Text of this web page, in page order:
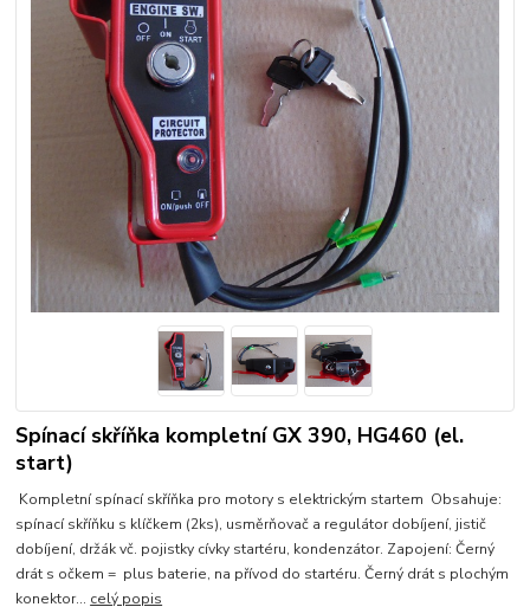
Spínací skříňka kompletní GX 390, HG460 (el.
start)
Kompletní spínací skříňka pro motory s elektrickým startem Obsahuje:
spínací skříňku s klíčkem (2ks), usměrňovač a regulátor dobíjení, jistič
dobíjení, držák vč. pojistky cívky startéru, kondenzátor. Zapojení: Černý
drát s očkem = plus baterie, na přívod do startéru. Černý drát s plochým
konektor... celý popis